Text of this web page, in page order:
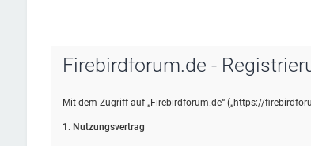
Firebirdforum.de -
Mit dem Zugriff auf „Firebirdforum.de“ („https://
1. Nutzungsvertrag